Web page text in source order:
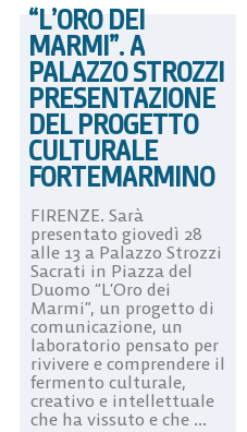
“L’ORO DEI
MARMI”. A
PALAZZO STROZZI
PRESENTAZIONE
DEL PROGETTO
CULTURALE
FORTEMARMINO
FIRENZE. Sarà
presentato giovedì 28
alle 13 a Palazzo Strozzi
Sacrati in Piazza del
Duomo “L’Oro dei
Marmi”, un progetto di
comunicazione, un
laboratorio pensato per
rivivere e comprendere il
fermento culturale,
creativo e intellettuale
che ha vissuto e che ...